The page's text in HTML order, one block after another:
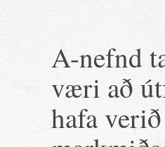
A-nefnd
væri að
hafa